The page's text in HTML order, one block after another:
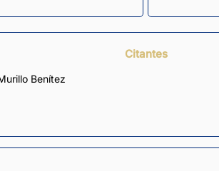
Citantes
Benítez